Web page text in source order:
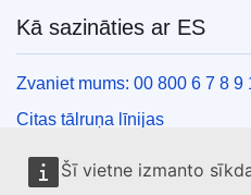
Šī vietne izmanto
Kā sazināties ar ES
Zvaniet mums: 00 800 6 7 8 9
Citas tālruņa līnijas
Saziņas veidlapa
ES centru kontaktinformācija